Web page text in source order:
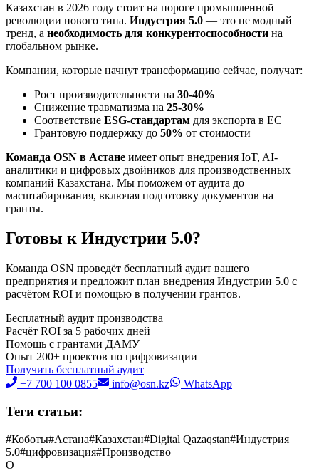
Казахстан в 2026 году стоит на пороге промышленной
революции нового типа. Индустрия 5.0 — это не модный
тренд, а необходимость для конкурентоспособности на
глобальном рынке.
Компании, которые начнут трансформацию сейчас, получат:
Рост производительности на 30-40%
Снижение травматизма на 25-30%
Соответствие ESG-стандартам для экспорта в ЕС
Грантовую поддержку до 50% от стоимости
Команда OSN в Астане имеет опыт внедрения IoT, AI-
аналитики и цифровых двойников для производственных
компаний Казахстана. Мы поможем от аудита до
масштабирования, включая подготовку документов на
гранты.
Готовы к Индустрии 5.0?
Команда OSN проведёт бесплатный аудит вашего
предприятия и предложит план внедрения Индустрии 5.0 с
расчётом ROI и помощью в получении грантов.
Бесплатный аудит производства
Расчёт ROI за 5 рабочих дней
Помощь с грантами ДАМУ
Опыт 200+ проектов по цифровизации
Получить бесплатный аудит
+7 700 100 0855
info@osn.kz WhatsApp
Теги статьи:
#Коботы#Астана#Казахстан#Digital Qazaqstan#Индустрия
5.0#цифровизация#Производство
O